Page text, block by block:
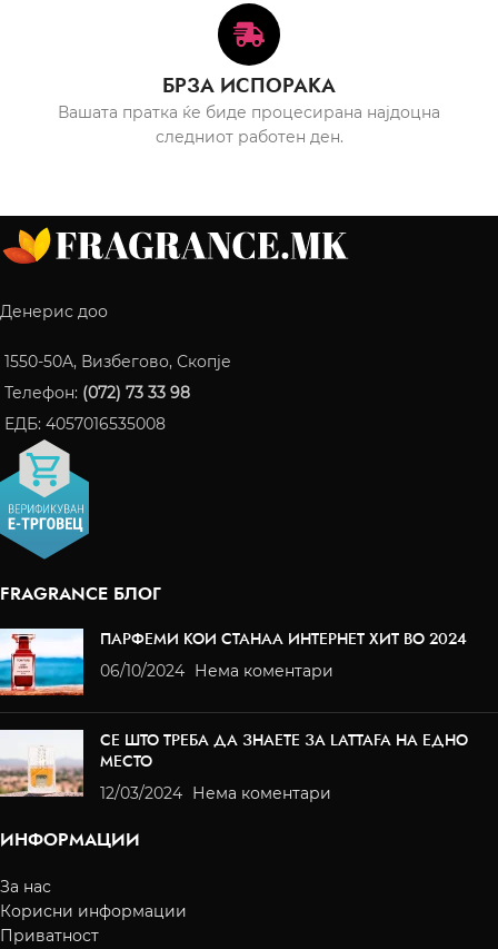
БРЗА ИСПОРАКА
Вашата пратка ќе биде процесирана најдоцна
следниот работен ден.
Денерис доо
1550-50A, Визбегово, Скопје
Телефон: (072) 73 33 98
ЕДБ: 4057016535008
FRAGRANCE БЛОГ
ПАРФЕМИ КОИ СТАНАА ИНТЕРНЕТ ХИТ ВО 2024
06/10/2024 Нема коментари
СЕ ШТО ТРЕБА ДА ЗНАЕТЕ ЗА LATTAFA НА ЕДНО
МЕСТО
12/03/2024 Нема коментари
ИНФОРМАЦИИ
За нас
Корисни информации
Приватност